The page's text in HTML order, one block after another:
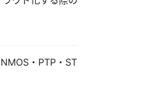
・PTP・ST